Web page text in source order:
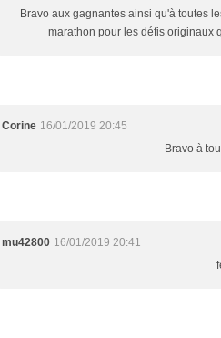
Bravo aux gagnantes ainsi qu'à toutes
marathon pour les défis originaux
Corine 16/01/2019 20:45
Bravo à
mu42800 16/01/2019 20:41